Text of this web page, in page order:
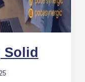
Solid